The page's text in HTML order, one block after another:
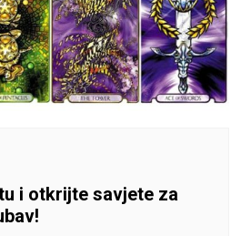
i otkrijte savjete za